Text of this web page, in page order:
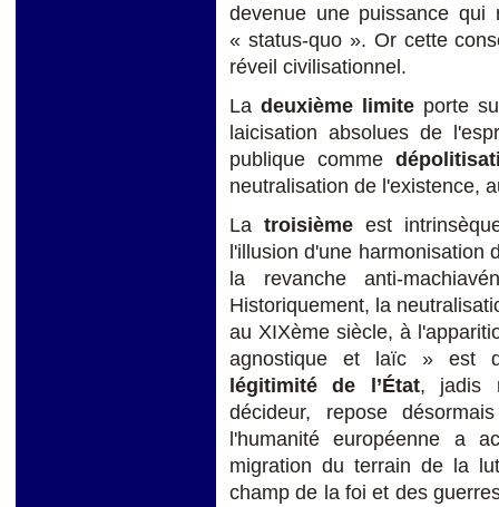
devenue une puissance qui
« status-quo ». Or cette
réveil civilisationnel.
La deuxième limiteporte
laicisation absolues de
publique comme
neutralisation de l'existence,
Latroisième est
l'illusion d'une harmonisation
la revanche anti-
Historiquement, la
au XIXème siècle, à
agnostique et laïc » est
légitimité de l’État, jadis
décideur, repose
l'humanité européenne a
migration du terrain de la
champ de la foi et des